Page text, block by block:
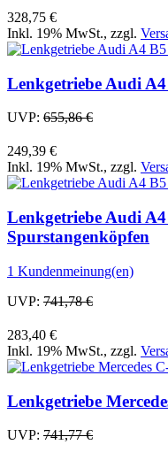
328,75 €
Inkl. 19% MwSt., zzgl.
Lenkgetriebe Audi
UVP: 655,86 €
249,39 €
Inkl. 19% MwSt., zzgl.
Lenkgetriebe Audi
Spurstangenköpfen
1 Kundenmeinung(en)
UVP: 741,78 €
283,40 €
Inkl. 19% MwSt., zzgl.
Lenkgetriebe
UVP: 741,77 €